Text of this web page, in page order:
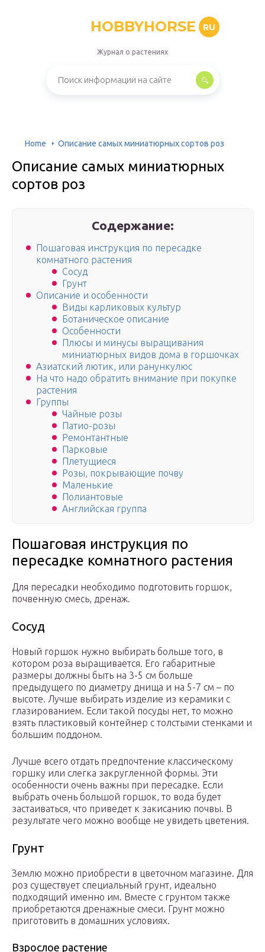
HOBBYHORSE RU
Журнал о растениях
Home Описание самых миниатюрных сортов роз
Описание самых миниатюрных
сортов роз
Содержание:
Пошаговая инструкция по пересадке
комнатного растения
Сосуд
Грунт
Описание и особенности
Виды карликовых культур
Ботаническое описание
Особенности
Плюсы и минусы выращивания
миниатюрных видов дома в горшочках
Азиатский лютик, или ранункулюс
На что надо обратить внимание при покупке
растения
Группы
Чайные розы
Патио-розы
Ремонтантные
Парковые
Плетущиеся
Розы, покрывающие почву
Маленькие
Полиантовые
Английская группа
Пошаговая инструкция по
пересадке комнатного растения
Для пересадки необходимо подготовить горшок,
почвенную смесь, дренаж.
Сосуд
Новый горшок нужно выбирать больше того, в
котором роза выращивается. Его габаритные
размеры должны быть на 3-5 см больше
предыдущего по диаметру днища и на 5-7 см – по
высоте. Лучше выбирать изделие из керамики с
глазированием. Если такой посуды нет, то можно
взять пластиковый контейнер с толстыми стенками и
большим поддоном.
Лучше всего отдать предпочтение классическому
горшку или слегка закругленной формы. Эти
особенности очень важны при пересадке. Если
выбрать очень большой горшок, то вода будет
застаиваться, что приведет к закисанию почвы. В
результате чего можно вообще не увидеть цветения.
Грунт
Землю можно приобрести в цветочном магазине. Для
роз существует специальный грунт, идеально
подходящий именно им. Вместе с грунтом также
приобретаются дренажные смеси. Грунт можно
приготовить в домашних условиях.
Взрослое растение